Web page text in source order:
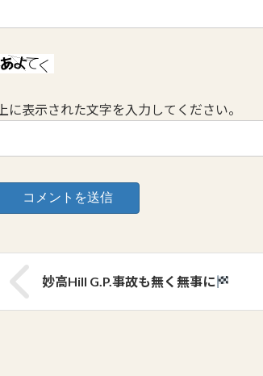
上に表示された文字を入力してください。
妙高Hill G.P.事故も無く無事に